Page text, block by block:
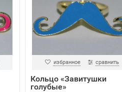
избранное сравнить
Кольцо «Завитушки
голубые»